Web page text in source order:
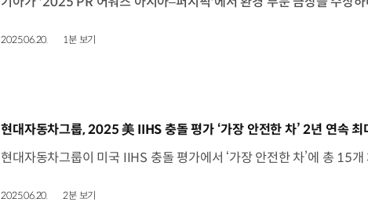
2025.06.20. 1분 보기
[동영상]
현대자동차그룹, 2025 美 IIHS 충돌 평가 ‘가장 안전한 차’ 2년 연속 최
2025.06.20. 2분 보기